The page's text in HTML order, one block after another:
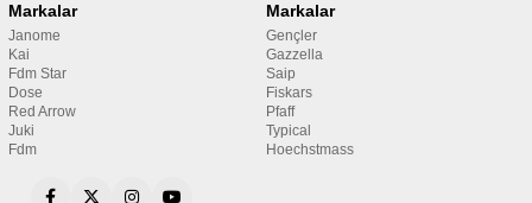
Markalar
Janome
Kai
Fdm Star
Dose
Red Arrow
Juki
Fdm
Markalar
Gençler
Gazzella
Saip
Fiskars
Pfaff
Typical
Hoechstmass